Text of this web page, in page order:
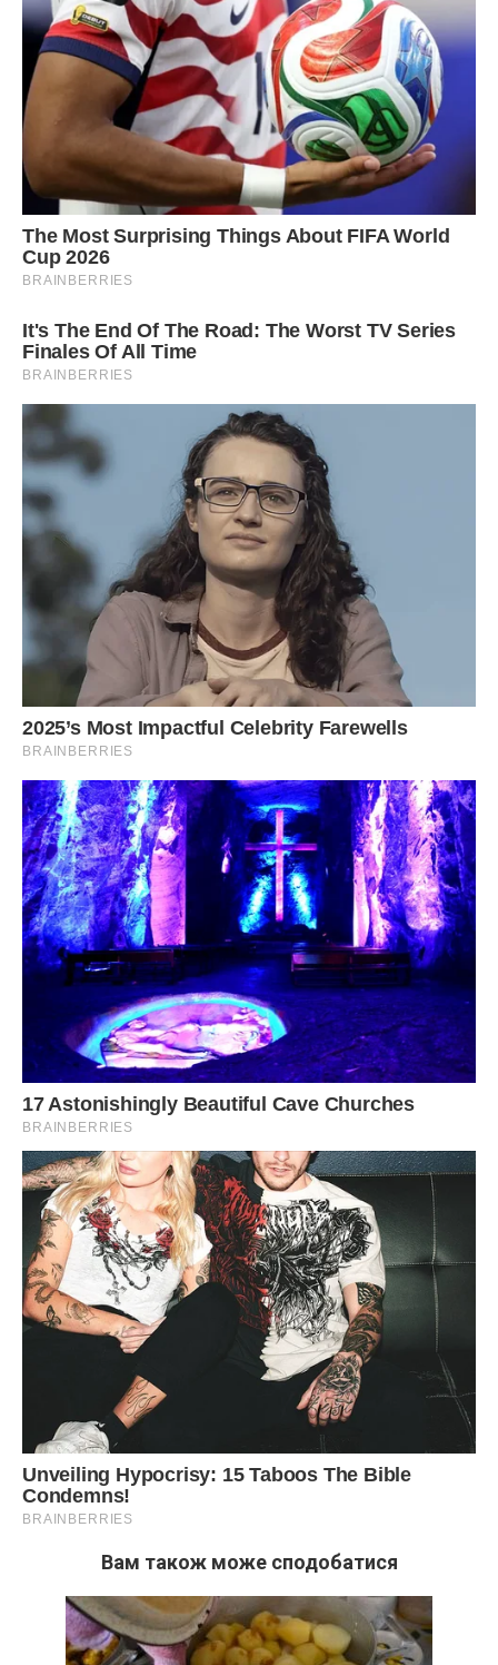
Вам також може сподобатися